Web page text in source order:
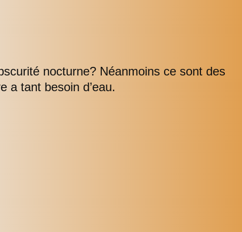
nocturne? Néanmoins ce sont des
a tant besoin d’eau.